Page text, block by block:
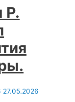
Р.
27.05.2026